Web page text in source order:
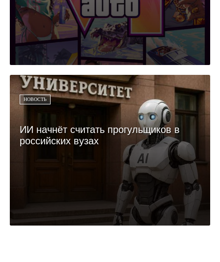
НОВОСТЬ
ИИ начнёт считать прогульщиков в
российских вузах